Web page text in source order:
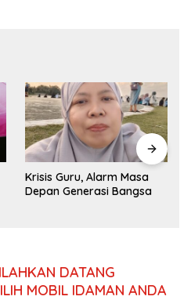
Krisis Guru, Alarm Masa
Depan Generasi Bangsa
DATANG
MOBIL IDAMAN ANDA